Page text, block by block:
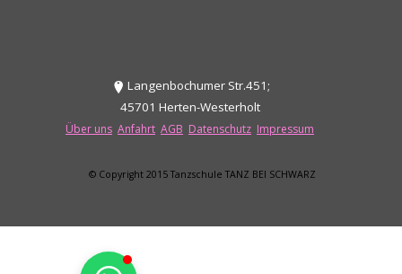
Langenbochumer Str.451;
45701 Herten-Westerholt
Über uns Anfahrt AGB Datenschutz Impressum
© Copyright 2015 Tanzschule TANZ BEI SCHWARZ